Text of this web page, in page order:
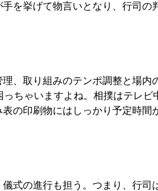
を挙げて物言いとなり、行司の
、取り組みのテンポ調整と場
ちゃいますよね。相撲はテレ
の印刷物にはしっかり予定時間
式の進行も担う。つまり、行